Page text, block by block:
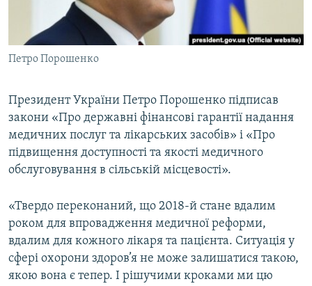
ВІДЕОУРОКИ «ELIFBE»
СВІДЧЕННЯ ОКУПАЦІЇ
УКРАЇНСЬКА ПРОБЛЕМА КРИМУ
Русский
Qırımtatar
Усі сайти RFE/RL
Петро Порошенко
Президент України Петро Порошенко підписав
закони «Про державні фінансові гарантії надання
медичних послуг та лікарських засобів» і «Про
підвищення доступності та якості медичного
обслуговування в сільській місцевості».
«Твердо переконаний, що 2018-й стане вдалим
роком для впровадження медичної реформи,
вдалим для кожного лікаря та пацієнта. Ситуація у
сфері охорони здоров’я не може залишатися такою,
якою вона є тепер. І рішучими кроками ми цю